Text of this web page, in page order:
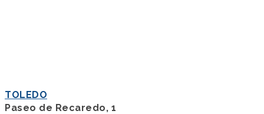
TOLEDO
Paseo de Recaredo, 1